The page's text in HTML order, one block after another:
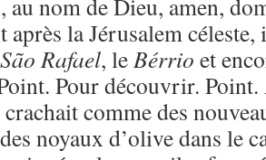
au nom de Dieu, amen,
après la Jérusalem
São Rafael, leBérrio et
Pour découvrir. Point.
crachait comme des
noyaux d’olive dans le